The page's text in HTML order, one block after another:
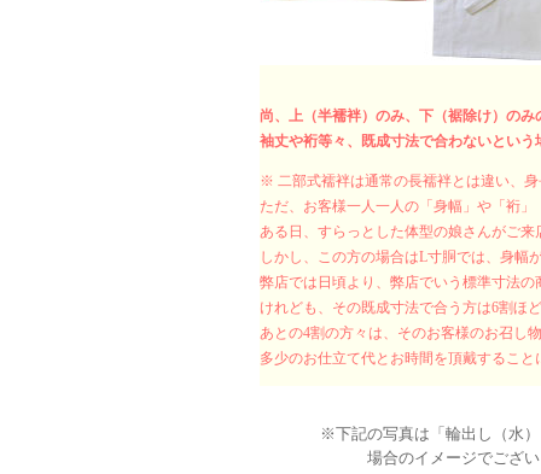
尚、上（半襦袢）のみ、下（裾除け）の
袖丈や裄等々、既成寸法で合わないとい
※ 二部式襦袢は通常の長襦袢とは違い、
ただ、お客様一人一人の「身幅」や「裄
ある日、すらっとした体型の娘さんがご
しかし、この方の場合はL寸胴では、身幅
弊店では日頃より、弊店でいう標準寸法
けれども、その既成寸法で合う方は6割ほ
あとの4割の方々は、そのお客様のお召し
多少のお仕立て代とお時間を頂戴するこ
※下記の写真は「輪出し（水
場合のイメージでござ